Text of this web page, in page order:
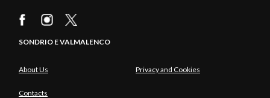
SONDRIO E VALMALENCO
About Us Privacy and Cookies
Contacts